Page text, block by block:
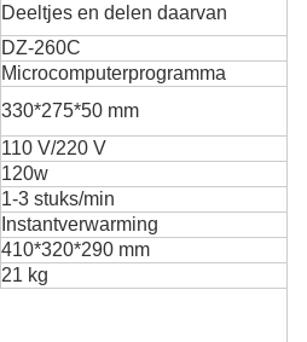
Deeltjes en delen daarvan
DZ-260C
Microcomputerprogramma
330*275*50 mm
110 V/220 V
120w
1-3 stuks/min
Instantverwarming
410*320*290 mm
21 kg